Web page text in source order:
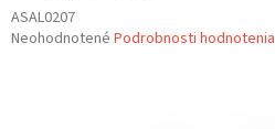
ASAL0207
Priemerné
Neohodnotené Podrobnosti hodnotenia